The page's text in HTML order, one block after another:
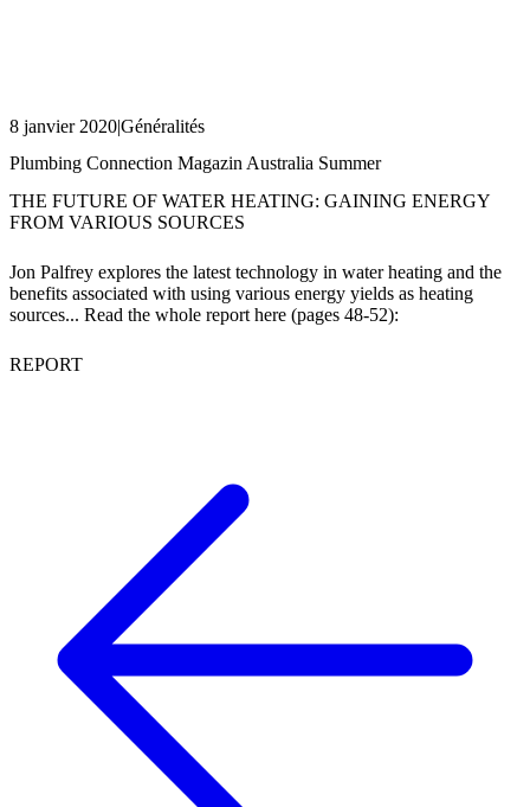
8 janvier 2020|Généralités
Plumbing Connection Magazin Australia Summer
THE FUTURE OF WATER HEATING: GAINING ENERGY
FROM VARIOUS SOURCES
Jon Palfrey explores the latest technology in water heating and the
benefits associated with using various energy yields as heating
sources... Read the whole report here (pages 48-52):
REPORT